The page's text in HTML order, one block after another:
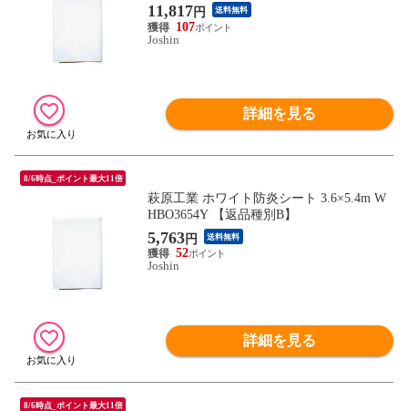
11,817 円 送料無料
107
Joshin
詳細を見る
8/6時点_ポイント最大11倍
萩原工業 ホワイト防炎シート 3.6×5.4m W
HBO3654Y 【返品種別B】
5,763円 送料無料
52
Joshin
詳細を見る
8/6時点_ポイント最大11倍